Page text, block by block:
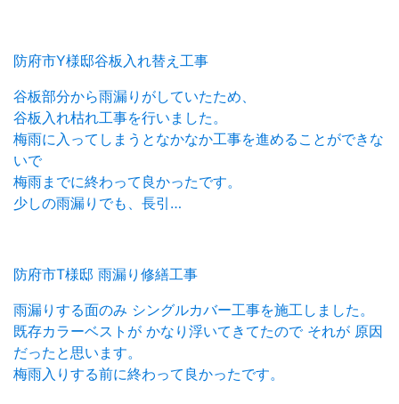
防府市Y様邸谷板入れ替え工事
谷板部分から雨漏りがしていたため、
谷板入れ枯れ工事を行いました。
梅雨に入ってしまうとなかなか工事を進めることができな
いで
梅雨までに終わって良かったです。
少しの雨漏りでも、長引…
防府市T様邸 雨漏り修繕工事
雨漏りする面のみ シングルカバー工事を施工しました。
既存カラーベストが かなり浮いてきてたので それが 原因
だったと思います。
梅雨入りする前に終わって良かったです。